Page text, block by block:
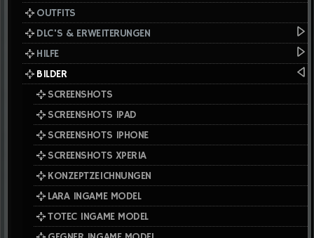
OUTFITS
DLC'S & ERWEITERUNGEN
HILFE
BILDER
SCREENSHOTS
SCREENSHOTS IPAD
SCREENSHOTS IPHONE
SCREENSHOTS XPERIA
KONZEPTZEICHNUNGEN
LARA INGAME MODEL
TOTEC INGAME MODEL